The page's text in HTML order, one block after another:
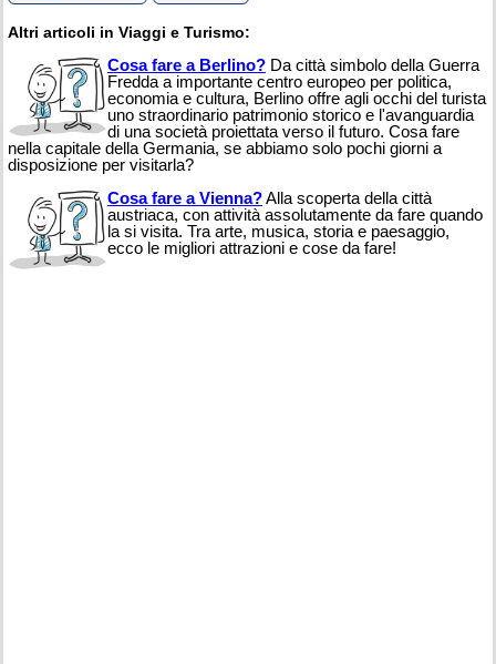
Altri articoli in Viaggi e Turismo:
Cosa fare a Berlino? Da città simbolo della Guerra
Fredda a importante centro europeo per politica,
economia e cultura, Berlino offre agli occhi del turista
uno straordinario patrimonio storico e l'avanguardia
di una società proiettata verso il futuro. Cosa fare
nella capitale della Germania, se abbiamo solo pochi giorni a
disposizione per visitarla?
Cosa fare a Vienna?Alla scoperta della città
austriaca, con attività assolutamente da fare quando
la si visita. Tra arte, musica, storia e paesaggio,
ecco le migliori attrazioni e cose da fare!